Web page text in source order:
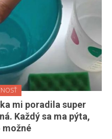
mi poradila super
Každý sa ma pýta,
možné